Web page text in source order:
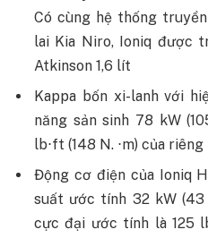
Có cùng hệ thống
lai Kia Niro, Ioniq được
Atkinson 1,6 lít
Kappa bốn xi-lanh với
năng sản sinh 78 kW
lb⋅ft (148 N. ⋅m) của riêng
Động cơ điện của Ioniq
suất ước tính 32 kW (43
cực đại ước tính là 125